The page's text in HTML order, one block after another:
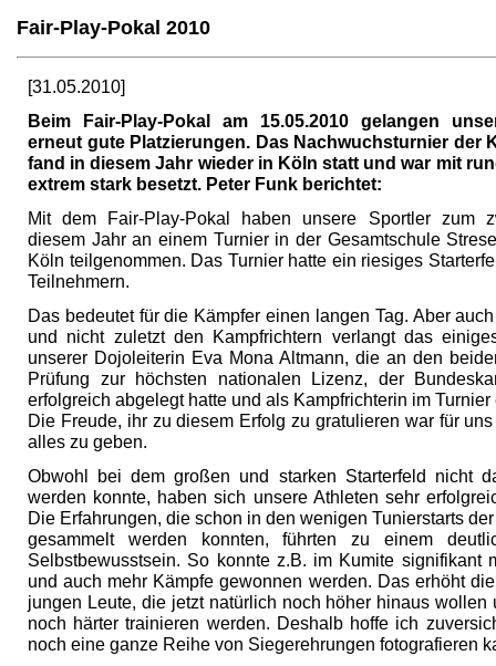
Fair-Play-Pokal 2010
[31.05.2010]
Beim Fair-Play-Pokal am 15.05.2010 gelangen
erneut gute Platzierungen. Das Nachwuchsturnier der
fand in diesem Jahr wieder in Köln statt und war mit
extrem stark besetzt. Peter Funk berichtet:
Mit dem Fair-Play-Pokal haben unsere Sportler zum
diesem Jahr an einem Turnier in der Gesamtschule
Köln teilgenommen. Das Turnier hatte ein riesiges
Teilnehmern.
Das bedeutet für die Kämpfer einen langen Tag. Aber
und nicht zuletzt den Kampfrichtern verlangt das
unserer Dojoleiterin Eva Mona Altmann, die an den
Prüfung zur höchsten nationalen Lizenz, der
erfolgreich abgelegt hatte und als Kampfrichterin im Turnier
Die Freude, ihr zu diesem Erfolg zu gratulieren war für
alles zu geben.
Obwohl bei dem großen und starken Starterfeld nicht
werden konnte, haben sich unsere Athleten sehr
Die Erfahrungen, die schon in den wenigen Tunierstarts
gesammelt werden konnten, führten zu einem
Selbstbewusstsein. So konnte z.B. im Kumite signifikant
und auch mehr Kämpfe gewonnen werden. Das erhöht
jungen Leute, die jetzt natürlich noch höher hinaus wollen
noch härter trainieren werden. Deshalb hoffe ich
noch eine ganze Reihe von Siegerehrungen fotografieren